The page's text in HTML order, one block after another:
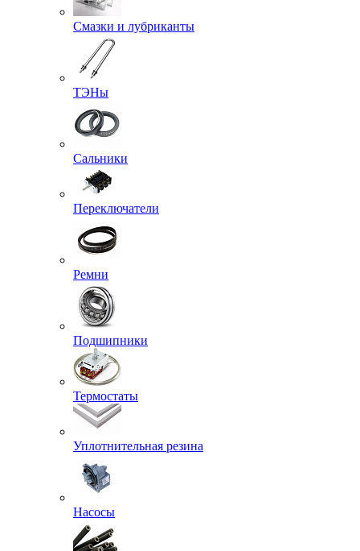
Смазки и лубриканты
ТЭНы
Сальники
Переключатели
Ремни
Подшипники
Термостаты
Уплотнительная резина
Насосы